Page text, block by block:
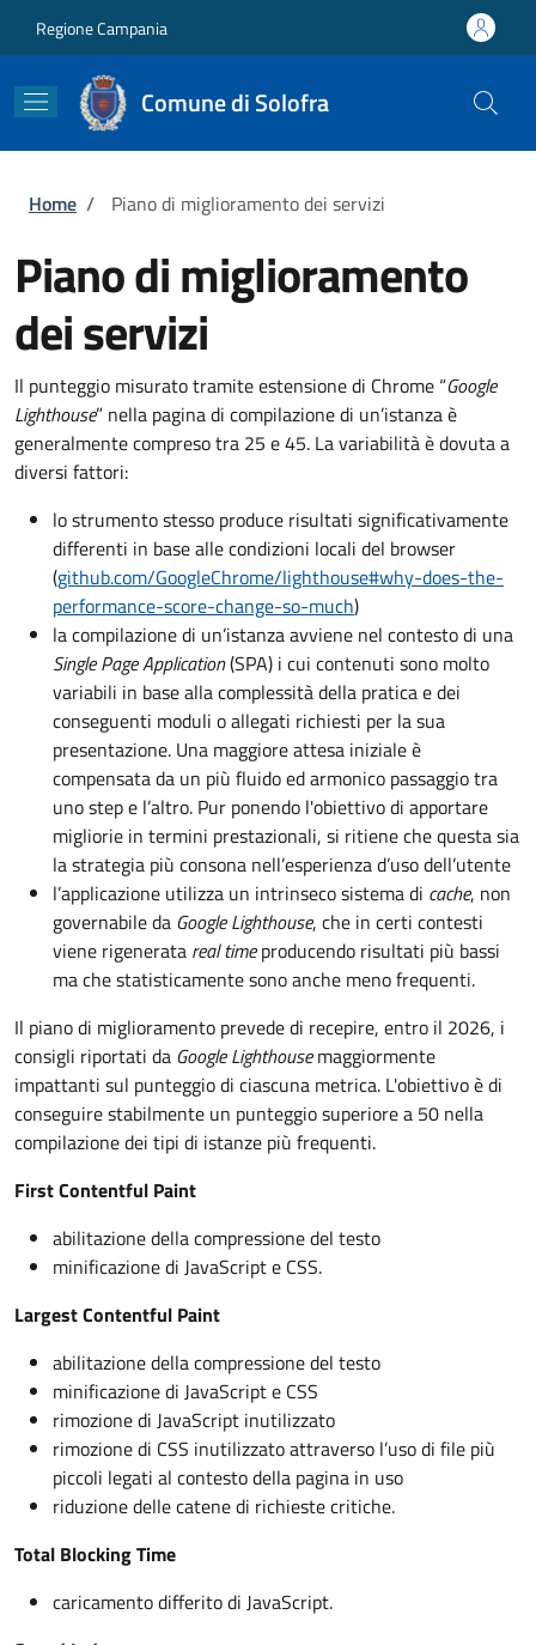
Regione Campania
Comune di Solofra
Briciole di pane
Home / Piano di miglioramento dei servizi
Piano di miglioramento
dei servizi
Il punteggio misurato tramite estensione di Chrome “Google
Lighthouse” nella pagina di compilazione di un’istanza è
generalmente compreso tra 25 e 45. La variabilità è dovuta a
diversi fattori:
lo strumento stesso produce risultati significativamente
differenti in base alle condizioni locali del browser
(github.com/GoogleChrome/lighthouse#why-does-the-
performance-score-change-so-much)
la compilazione di un’istanza avviene nel contesto di una
Single Page Application(SPA) i cui contenuti sono molto
variabili in base alla complessità della pratica e dei
conseguenti moduli o allegati richiesti per la sua
presentazione. Una maggiore attesa iniziale è
compensata da un più fluido ed armonico passaggio tra
uno step e l’altro. Pur ponendo l'obiettivo di apportare
migliorie in termini prestazionali, si ritiene che questa sia
la strategia più consona nell’esperienza d’uso dell’utente
l’applicazione utilizza un intrinseco sistema di cache, non
governabile da Google Lighthouse, che in certi contesti
viene rigenerata real timeproducendo risultati più bassi
ma che statisticamente sono anche meno frequenti.
Il piano di miglioramento prevede di recepire, entro il 2026, i
consigli riportati da Google Lighthousemaggiormente
impattanti sul punteggio di ciascuna metrica. L'obiettivo è di
conseguire stabilmente un punteggio superiore a 50 nella
compilazione dei tipi di istanze più frequenti.
First Contentful Paint
abilitazione della compressione del testo
minificazione di JavaScript e CSS.
Largest Contentful Paint
abilitazione della compressione del testo
minificazione di JavaScript e CSS
rimozione di JavaScript inutilizzato
rimozione di CSS inutilizzato attraverso l’uso di file più
piccoli legati al contesto della pagina in uso
riduzione delle catene di richieste critiche.
Total Blocking Time
caricamento differito di JavaScript.